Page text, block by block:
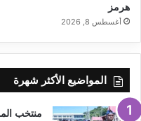
هرمز
أغسطس 8, 2026
المواضيع الأكثر شهرة
منتخب